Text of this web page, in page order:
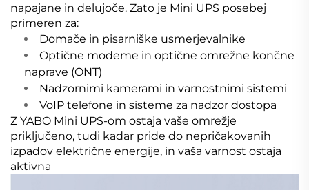
napajane in delujoče. Zato je Mini UPS posebej
primeren za:
Domače in pisarniške usmerjevalnike
Optične modeme in optične omrežne končne
naprave (ONT)
Nadzornimi kamerami in varnostnimi sistemi
VoIP telefone in sisteme za nadzor dostopa
Z YABO Mini UPS-om ostaja vaše omrežje
priključeno, tudi kadar pride do nepričakovanih
izpadov električne energije, in vaša varnost ostaja
aktivna